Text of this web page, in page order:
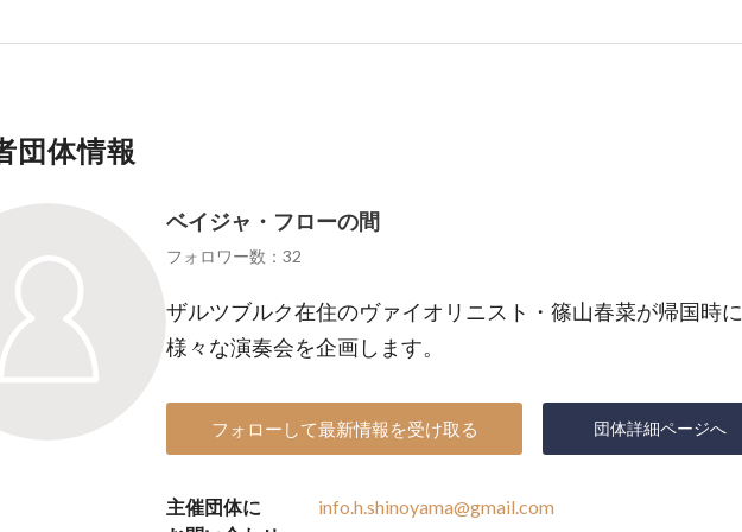
団体情報
ベイジャ・フローの間
フォロワー数：32
ザルツブルク在住のヴァイオリニスト・篠山春菜が帰国時に
様々な演奏会を企画します。
フォローして最新情報を受け取る 団体詳細ページへ
主催団体に
info.h.shinoyama@gmail.com